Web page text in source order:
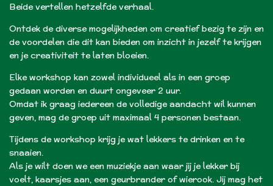
Beide vertellen hetzelfde verhaal.
Ontdek de diverse mogelijkheden om creatief bezig te zijn en
de voordelen die dit kan bieden om inzicht in jezelf te krijgen
en je creativiteit te laten bloeien.
Elke workshop kan zowel individueel als in een groep
gedaan worden en duurt ongeveer 2 uur.
Omdat ik graag iedereen de volledige aandacht wil kunnen
geven, mag de groep uit maximaal 4 personen bestaan.
Tijdens de workshop krijg je wat lekkers te drinken en te
snaaien.
Als je wilt doen we een muziekje aan waar jij je lekker bij
voelt, kaarsjes aan, een geurbrander of wierook. Jij mag het